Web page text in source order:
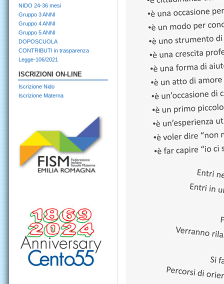
NIDO 24-36 mesi
Gruppo 3 ANNI
Gruppo 4 ANNI
Gruppo 5 ANNI
DOPOSCUOLA
CONTRIBUTI in trasparenza
Legge-106/2021
ISCRIZIONI ON-LINE
Iscrizione Nido
Iscrizione Materna